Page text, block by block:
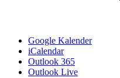
Google Kalender
iCalendar
Outlook 365
Outlook Live